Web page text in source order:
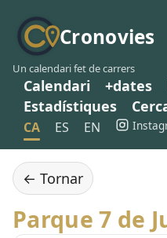
Cronovies
Un calendari fet de carrers
Calendari +dates
Estadístiques
CA ES EN
← Tornar
Parque 7 de